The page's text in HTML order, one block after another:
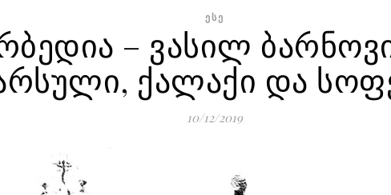
ᲔᲡᲔ
– ვასილ
ქალაქი და
10/12/2019